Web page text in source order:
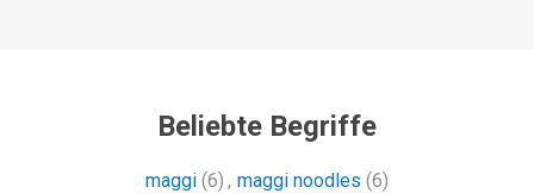
Beliebte Begriffe
maggi (6) , maggi noodles (6)